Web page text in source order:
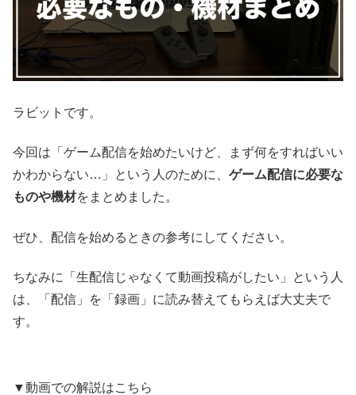
ラビットです。
今回は「ゲーム配信を始めたいけど、まず何をすればいい
かわからない…」という人のために、 ゲーム配信に必要な
ものや機材をまとめました。
ぜひ、配信を始めるときの参考にしてください。
ちなみに「生配信じゃなくて動画投稿がしたい」という人
は、「配信」を「録画」に読み替えてもらえば大丈夫で
す。
▼動画での解説はこちら